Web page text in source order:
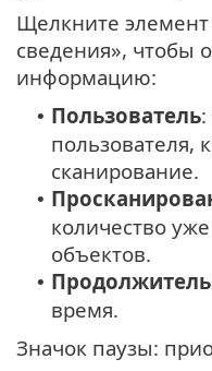
Щелкните
сведения», чтобы
информацию:
• Пользователь
пользователя,
сканирование.
•
количество
объектов.
•
время.
Значок паузы: